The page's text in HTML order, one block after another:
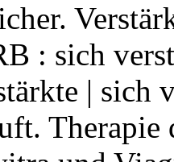
: sich
| sich